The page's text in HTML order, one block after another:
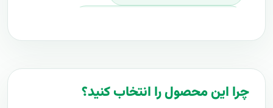
برنامه پروپوزال کوچینگ (مربیگری) Coaching
پلان پروپوزال کوچینگ (مربیگری) Coaching
قیمت اجرای کوچینگ (مربیگری) Coaching
چرا این محصول را انتخاب کنید؟